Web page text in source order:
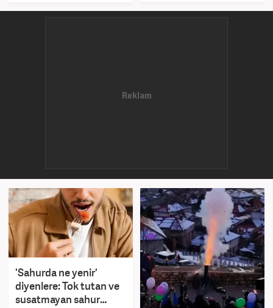
'Sahurda ne yenir'
diyenlere: Tok tutan ve
susatmayan sahur